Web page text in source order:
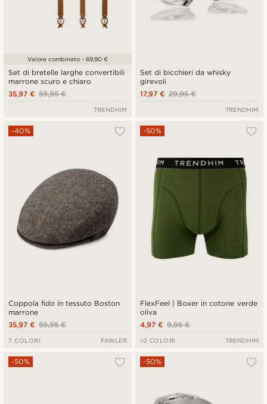
Set di bretelle larghe convertibili
marrone scuro e chiaro
59,95 €
35,97 €
Valore combinato - 69,90 €
TRENDHIM
Set di bicchieri da whisky
girevoli
29,95 €
17,97 €
TRENDHIM
Coppola fido in tessuto Boston
marrone
-40%
59,95 €
35,97 €
7 COLORI FAWLER
FlexFeel | Boxer in cotone verde
oliva
-50%
9,95 €
4,97 €
10 COLORI TRENDHIM
-50% -50%